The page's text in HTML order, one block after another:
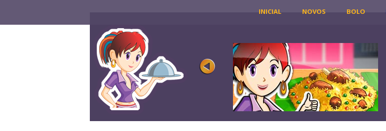
INICIAL NOVOS BOLO
TORTA DE BANANA SPLIT
Avaliação
Visualizações 36K
Torta de banana doce é uma ótima
sobremesa. Hora de cozinhá-lo junto ...
JOGUE AGORA